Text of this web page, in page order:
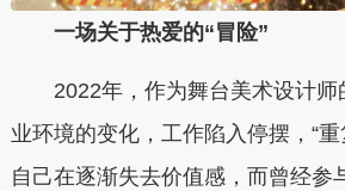
一场关于热爱的“冒险”
2022年，作为舞台美术设计师
业环境的变化，工作陷入停摆，“
自己在逐渐失去价值感，而曾经参